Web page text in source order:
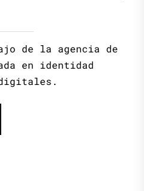
de la agencia de
en identidad